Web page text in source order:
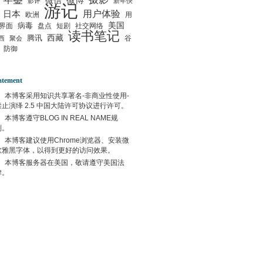
日本 欧洲 游记 用户体验
用
面
病毒 盘点 短剧 社交网络 美国
聚会 腾讯 西藏 读书笔记
谷
防御
本博客采用知识共享署名-非商业性使用-
止演绎 2.5 中国大陆许可协议进行许可。
本博客遵守BLOG IN REAL NAME规
本博客建议使用Chrome浏览器、安装微
雅黑字体，以得到更好的访问效果。
本博客服务器在美国 ，敬请遵守美国法